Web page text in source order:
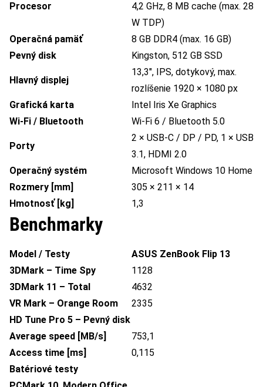
Procesor
4,2 GHz, 8 MB cache (max. 28
W TDP)
Operačná pamäť
8 GB DDR4 (max. 16 GB)
Pevný disk
Kingston, 512 GB SSD
Hlavný displej
13,3″, IPS, dotykový, max.
rozlíšenie 1920 × 1080 px
Grafická karta
Intel Iris Xe Graphics
Wi-Fi / Bluetooth
Wi-Fi 6 / Bluetooth 5.0
Porty
2 × USB-C / DP / PD, 1 × USB
3.1, HDMI 2.0
Operačný systém
Microsoft Windows 10 Home
Rozmery [mm]
305 × 211 × 14
Hmotnosť [kg]
1,3
Benchmarky
Model / Testy
ASUS ZenBook Flip 13
3DMark – Time Spy
1128
3DMark 11 – Total
4632
VR Mark – Orange Room
2335
HD Tune Pro 5 – Pevný disk
Average speed [MB/s]
753,1
Access time [ms]
0,115
Batériové testy